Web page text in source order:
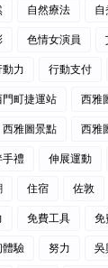
自然療法
色情女演員
力 行動支付
門町捷運站 西雅
西雅圖景點 西雅
禮 伸展運動
住宿 佐敦
免費工具 免
體驗 努力 吳